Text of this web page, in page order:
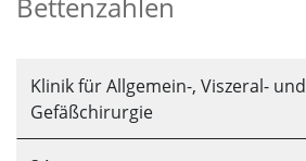
Technischer Dienst
5
Verwaltung
Klinik für Allgemein-, Viszeral- und
Gefäßchirurgie